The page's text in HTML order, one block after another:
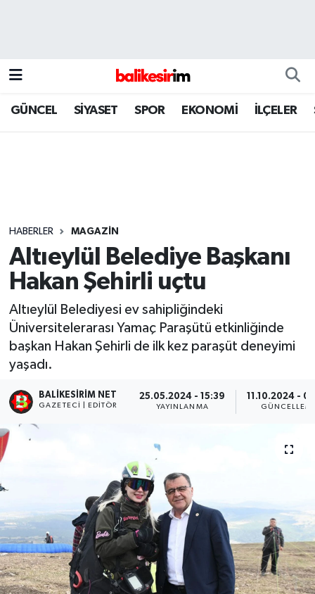
GÜNCEL SİYASET SPOR EKONOMİ İLÇELER
HABERLER MAGAZİN
Altıeylül Belediye Başkanı
Hakan Şehirli uçtu
Altıeylül Belediyesi ev sahipliğindeki
Üniversitelerarası Yamaç Paraşütü etkinliğinde
başkan Hakan Şehirli de ilk kez paraşüt deneyimi
yaşadı.
BALIKESIRIM NET
GAZETECI | EDITÖR
25.05.2024 - 15:39
YAYINLANMA
11.10.2024 -